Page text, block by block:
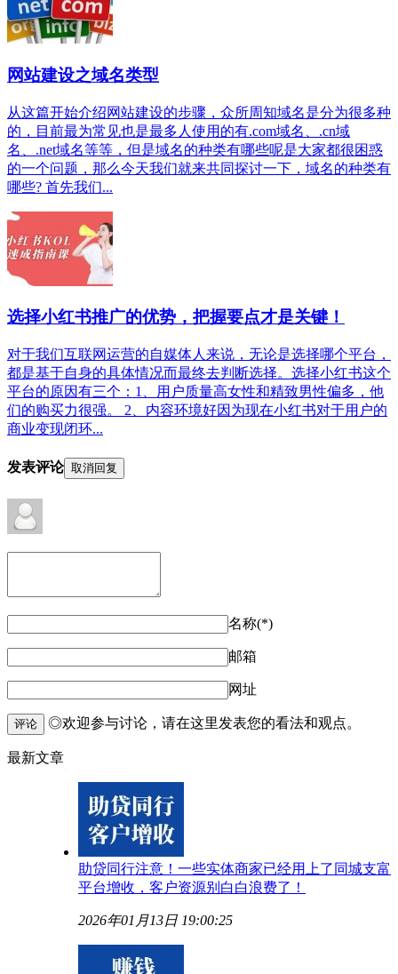
网站建设之域名类型
从这篇开始介绍网站建设的步骤，众所周知域名是分为很多种
的，目前最为常见也是最多人使用的有.com域名、.cn域
名、.net域名等等，但是域名的种类有哪些呢是大家都很困惑
的一个问题，那么今天我们就来共同探讨一下，域名的种类有
哪些? 首先我们...
选择小红书推广的优势，把握要点才是关键！
对于我们互联网运营的自媒体人来说，无论是选择哪个平台，
都是基于自身的具体情况而最终去判断选择。选择小红书这个
平台的原因有三个：1、用户质量高女性和精致男性偏多，他
们的购买力很强。 2、内容环境好因为现在小红书对于用户的
商业变现闭环...
发表评论 取消回复
名称(*)
邮箱
网址
评论 ◎欢迎参与讨论，请在这里发表您的看法和观点。
最新文章
助贷同行注意！一些实体商家已经用上了同城支富
平台增收，客户资源别白白浪费了！
2026年01月13日 19:00:25